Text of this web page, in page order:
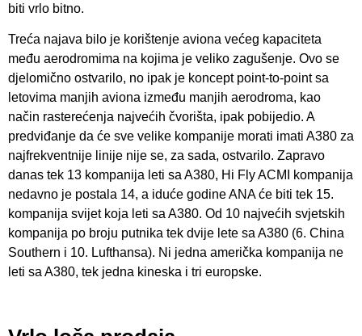
biti vrlo bitno.
Treća najava bilo je korištenje aviona većeg kapaciteta
među aerodromima na kojima je veliko zagušenje. Ovo se
djelomično ostvarilo, no ipak je koncept point-to-point sa
letovima manjih aviona između manjih aerodroma, kao
način rasterećenja najvećih čvorišta, ipak pobijedio. A
predviđanje da će sve velike kompanije morati imati A380 za
najfrekventnije linije nije se, za sada, ostvarilo. Zapravo
danas tek 13 kompanija leti sa A380, Hi Fly ACMI kompanija
nedavno je postala 14, a iduće godine ANA će biti tek 15.
kompanija svijet koja leti sa A380. Od 10 najvećih svjetskih
kompanija po broju putnika tek dvije lete sa A380 (6. China
Southern i 10. Lufthansa). Ni jedna američka kompanija ne
leti sa A380, tek jedna kineska i tri europske.